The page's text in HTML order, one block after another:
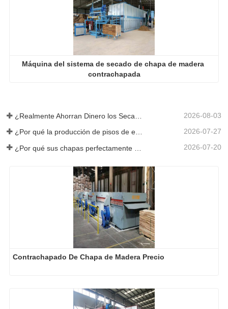
Máquina del sistema de secado de chapa de madera
contrachapada
2026-08-03
¿Por qué la producción de pisos de eucalipto necesita un secador de chapas? 2026-07-27
2026-07-20
Contrachapado De Chapa de Madera Precio